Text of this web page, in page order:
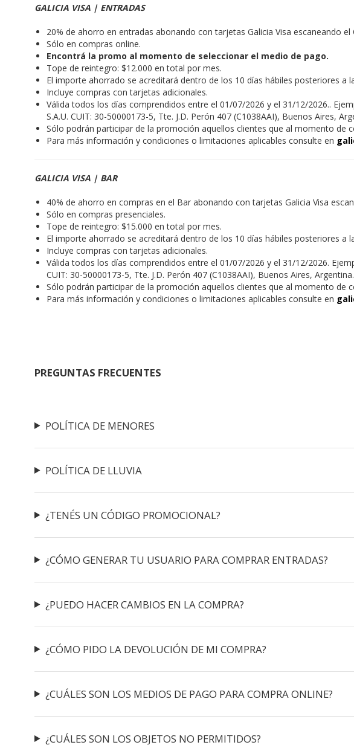
GALICIA VISA | ENTRADAS
20% de ahorro en entradas abonando con tarjetas Galicia Visa escaneando
Sólo en compras online.
Encontrá la promo al momento de seleccionar el medio de pago.
Tope de reintegro: $12.000 en total por mes.
El importe ahorrado se acreditará dentro de los 10 días hábiles posteriores a
Incluye compras con tarjetas adicionales.
Válida todos los días comprendidos entre el 01/07/2026 y el 31/12/2026..
S.A.U. CUIT: 30-50000173-5, Tte. J.D. Perón 407 (C1038AAI), Buenos Aires,
Sólo podrán participar de la promoción aquellos clientes que al momento de
Para más información y condiciones o limitaciones aplicables consulte en
GALICIA VISA | BAR
40% de ahorro en compras en el Bar abonando con tarjetas Galicia Visa
Sólo en compras presenciales.
Tope de reintegro: $15.000 en total por mes.
El importe ahorrado se acreditará dentro de los 10 días hábiles posteriores a
Incluye compras con tarjetas adicionales.
Válida todos los días comprendidos entre el 01/07/2026 y el 31/12/2026.
CUIT: 30-50000173-5, Tte. J.D. Perón 407 (C1038AAI), Buenos Aires, Argentina.
Sólo podrán participar de la promoción aquellos clientes que al momento de
Para más información y condiciones o limitaciones aplicables consulte en
PREGUNTAS FRECUENTES
POLÍTICA DE MENORES
POLÍTICA DE LLUVIA
¿TENÉS UN CÓDIGO PROMOCIONAL?
¿CÓMO GENERAR TU USUARIO PARA COMPRAR ENTRADAS?
¿PUEDO HACER CAMBIOS EN LA COMPRA?
¿CÓMO PIDO LA DEVOLUCIÓN DE MI COMPRA?
¿CUÁLES SON LOS MEDIOS DE PAGO PARA COMPRA ONLINE?
¿CUÁLES SON LOS OBJETOS NO PERMITIDOS?